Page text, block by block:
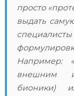
просто
выдать
Например:
внешним
бионики)